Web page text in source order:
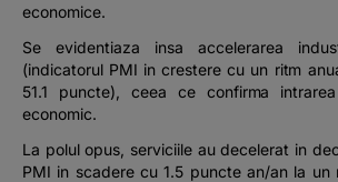
economice.
Se evidentiaza insa accelerarea
(indicatorul PMI in crestere cu un ritm
51.1 puncte), ceea ce confirma
economic.
La polul opus, serviciile au decelerat in
PMI in scadere cu 1.5 puncte an/an la un